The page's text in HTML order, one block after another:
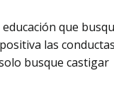
que
las conductas
busque castigar